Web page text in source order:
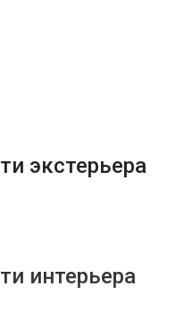
экстерьера
интерьера